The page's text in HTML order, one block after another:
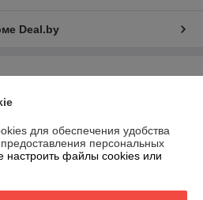
Deal.by
кв.7для обеспечения удобства
персональных
настроить файлы cookies или